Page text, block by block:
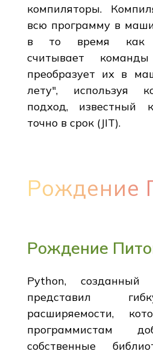
компиляторы.
всю программу в
в то время как
считывает
преобразует их в
лету", используя
подход, известный
точно в срок (JIT).
Рождение
Рождение
Python,
представил
расширяемости,
программистам
собственные